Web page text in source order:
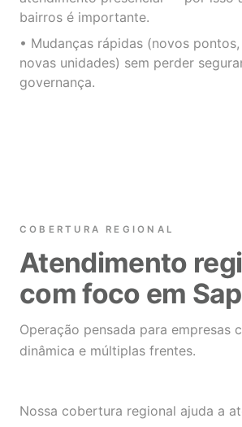
bairros é importante.
• Mudanças rápidas (novos
novas unidades) sem perder
governança.
COBERTURA REGIONAL
Atendimento
com foco em
Operação pensada para empresas
dinâmica e múltiplas frentes.
Nossa cobertura regional ajuda a